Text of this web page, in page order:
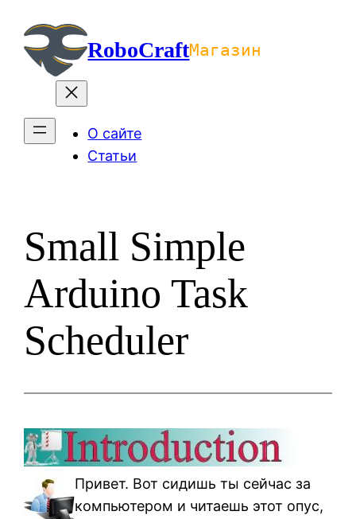
содержимомуRoboCraftМагазин
О сайте
Статьи
Small Simple
Arduino Task
Scheduler
Привет. Вот сидишь ты сейчас за
компьютером и читаешь этот опус,